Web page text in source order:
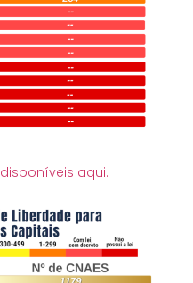
disponíveis aqui.